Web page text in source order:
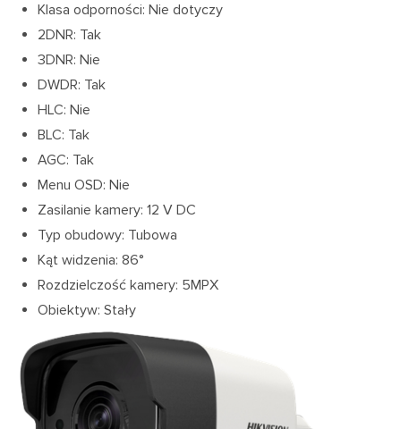
Klasa odporności: Nie dotyczy
2DNR: Tak
3DNR: Nie
DWDR: Tak
HLC: Nie
BLC: Tak
AGC: Tak
Menu OSD: Nie
Zasilanie kamery: 12 V DC
Typ obudowy: Tubowa
Kąt widzenia: 86°
Rozdzielczość kamery: 5MPX
Obiektyw: Stały